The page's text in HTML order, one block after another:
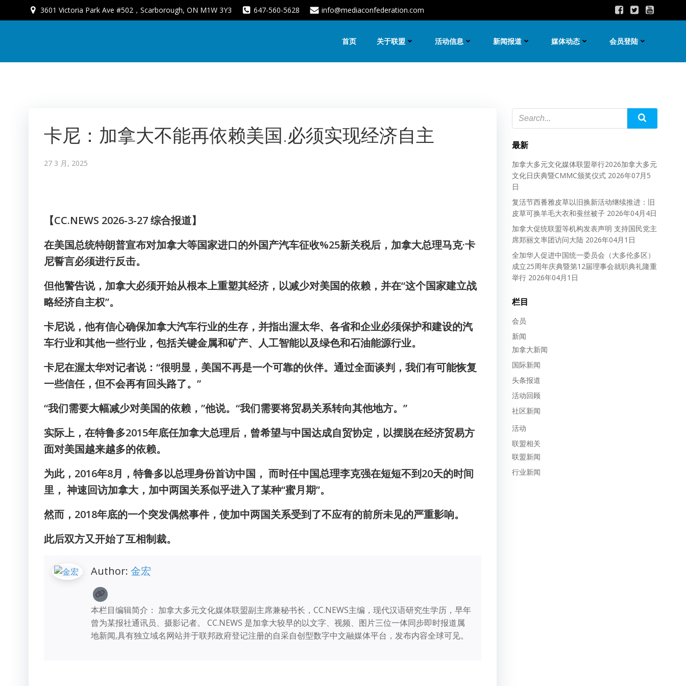
3601 Victoria Park Ave #502，Scarborough, ON M1W 3Y3 647-560-5628 info@mediaconfederation.com
首页 关于联盟 活动信息 新闻报道 媒体动态 会员登陆
卡尼：加拿大不能再依赖美国.必须实现经济自主
27 3 月, 2025
【CC.NEWS 2026-3-27 综合报道】
在美国总统特朗普宣布对加拿大等国家进口的外国产汽车征收%25新关税后，加拿大总理马克·卡
尼誓言必须进行反击。
但他警告说，加拿大必须开始从根本上重塑其经济，以减少对美国的依赖，并在“这个国家建立战
略经济自主权”。
卡尼说，他有信心确保加拿大汽车行业的生存，并指出渥太华、各省和企业必须保护和建设的汽
车行业和其他一些行业，包括关键金属和矿产、人工智能以及绿色和石油能源行业。
卡尼在渥太华对记者说：“很明显，美国不再是一个可靠的伙伴。通过全面谈判，我们有可能恢复
一些信任，但不会再有回头路了。”
“我们需要大幅减少对美国的依赖，”他说。“我们需要将贸易关系转向其他地方。”
实际上，在特鲁多2015年底任加拿大总理后，曾希望与中国达成自贸协定，以摆脱在经济贸易方
面对美国越来越多的依赖。
为此，2016年8月，特鲁多以总理身份首访中国， 而时任中国总理李克强在短短不到20天的时间
里， 神速回访加拿大，加中两国关系似乎进入了某种“蜜月期”。
然而，2018年底的一个突发偶然事件，使加中两国关系受到了不应有的前所未见的严重影响。
此后双方又开始了互相制裁。
Author: 金宏
本栏目编辑简介： 加拿大多元文化媒体联盟副主席兼秘书长，CC.NEWS主编，现代汉语研究生学历，早年
曾为某报社通讯员、摄影记者。 CC.NEWS 是加拿大较早的以文字、视频、图片三位一体同步即时报道属
地新闻,具有独立域名网站并于联邦政府登记注册的自采自创型数字中文融媒体平台，发布内容全球可见。
最新
加拿大多元文化媒体联盟举行2026加拿大多元
文化日庆典暨CMMC颁奖仪式 2026年07月5
日
复活节西番雅皮草以旧换新活动继续推进：旧
皮草可换羊毛大衣和蚕丝被子 2026年04月4日
加拿大促统联盟等机构发表声明 支持国民党主
席郑丽文率团访问大陆 2026年04月1日
全加华人促进中国统一委员会（大多伦多区）
成立25周年庆典暨第12届理事会就职典礼隆重
举行 2026年04月1日
栏目
会员
新闻
加拿大新闻
国际新闻
头条报道
活动回顾
社区新闻
活动
联盟相关
联盟新闻
行业新闻